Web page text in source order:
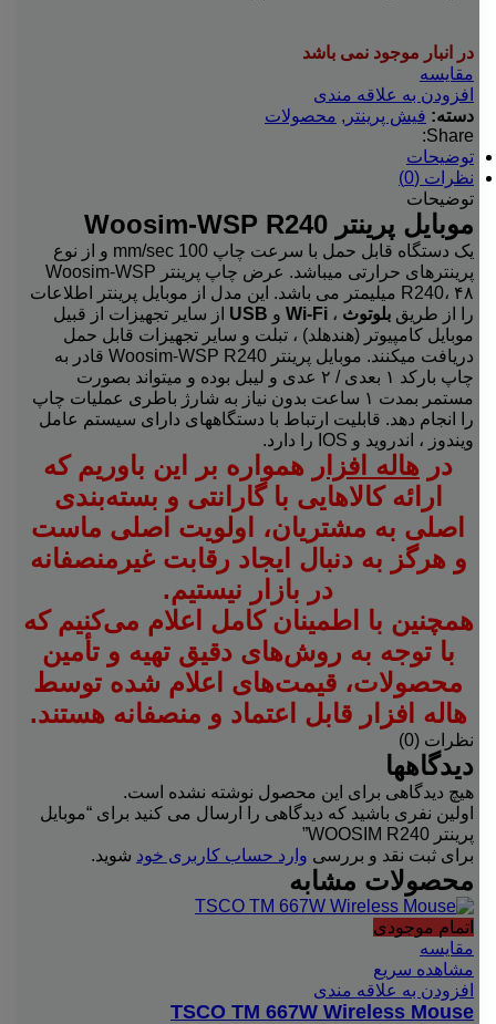
در انبار موجود نمی باشد
مقایسه
افزودن به علاقه مندی
دسته: فیش پرینتر , محصولات
Share:
توضیحات
نظرات (0)
توضیحات
موبایل پرینتر Woosim-WSP R240
یک دستگاه قابل حمل با سرعت چاپ mm/sec 100 و از نوع
پرینترهای حرارتی میباشد. عرض چاپ پرینتر Woosim-WSP
R240، ۴۸ میلیمتر می باشد. این مدل از موبایل پرینتر اطلاعات
را از طریق بلوتوث ، Wi-Fi و USB از سایر تجهیزات از قبیل
موبایل کامپیوتر (هندهلد) ، تبلت و سایر تجهیزات قابل حمل
دریافت میکنند. موبایل پرینتر Woosim-WSP R240 قادر به
چاپ بارکد ۱ بعدی / ۲ عدی و لیبل بوده و میتواند بصورت
مستمر بمدت ۱ ساعت بدون نیاز به شارژ باطری عملیات چاپ
را انجام دهد. قابلیت ارتباط با دستگاههای دارای سیستم عامل
ویندوز ، اندروید و IOS را دارد.
در هاله افزار همواره بر این باوریم که
ارائه کالاهایی با گارانتی و بسته‌بندی
اصلی به مشتریان، اولویت اصلی ماست
و هرگز به دنبال ایجاد رقابت غیرمنصفانه
در بازار نیستیم.
همچنین با اطمینان کامل اعلام می‌کنیم که
با توجه به روش‌های دقیق تهیه و تأمین
محصولات، قیمت‌های اعلام شده توسط
هاله افزار قابل اعتماد و منصفانه هستند.
نظرات (0)
دیدگاهها
هیچ دیدگاهی برای این محصول نوشته نشده است.
اولین نفری باشید که دیدگاهی را ارسال می کنید برای “موبایل
پرینتر WOOSIM R240”
برای ثبت نقد و بررسی وارد حساب کاربری خود شوید.
محصولات مشابه
اتمام موجودی
مقایسه
مشاهده سریع
افزودن به علاقه مندی
TSCO TM 667W Wireless Mouse